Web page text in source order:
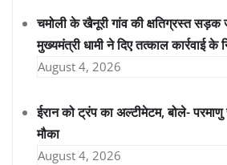
चमोली के खैनूरी गांव की क्षतिग्रस्त सड़क
मुख्यमंत्री धामी ने दिए तत्काल कार्रवाई के
August 4, 2026
ईरान को ट्रंप का अल्टीमेटम, बोले-
मौका
August 4, 2026